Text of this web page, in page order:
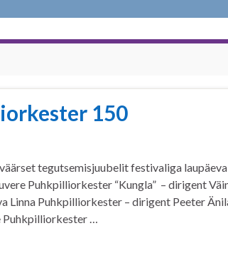
150
tegutsemisjuubelit festivaliga
Puhkpilliorkester “Kungla” – dirigent
Linna Puhkpilliorkester – dirigent Peeter
Puhkpilliorkester …